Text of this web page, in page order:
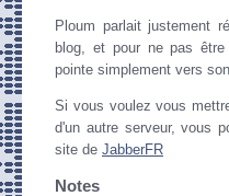
Ploum parlait justement
blog, et pour ne pas
pointe simplement vers
Si vous voulez vous
d'un autre serveur, vous
site de JabberFR
Notes